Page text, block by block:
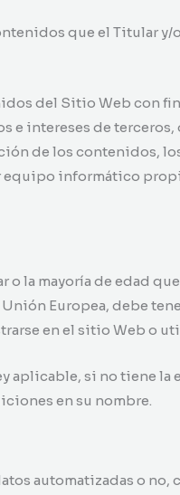
que el Titular y/
del Sitio Web con
e intereses de
de los contenidos,
equipo informático
la mayoría de edad
Europea, debe
en el sitio Web o
aplicable, si no tiene la
en su nombre.
automatizadas o no,